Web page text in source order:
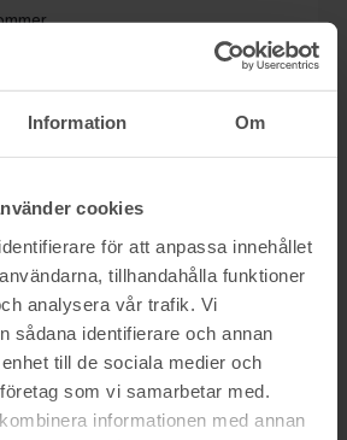
Information Om
cookies
för att anpassa innehållet
tillhandahålla funktioner
analysera vår trafik. Vi
sådana identifierare och annan
till de sociala medier och
som vi samarbetar med.
informationen med annan
konkursförvaltare Karin
Advokatbyrå KB säljs
Studio no 116 Johanna &
på www.tovek.se,
den 5 maj från kl.
5258040
oss på 0346-48770 för